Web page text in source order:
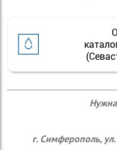
г. Симферополь,